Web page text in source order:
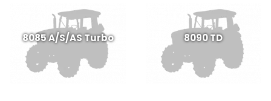
8085 A/S/AS Turbo 8090 TD